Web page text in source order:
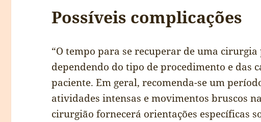
Possíveis complicações
“O tempo para se recuperar de uma
dependendo do tipo de procedimento e das
paciente. Em geral, recomenda-se um
atividades intensas e movimentos bruscos
cirurgião fornecerá orientações específicas